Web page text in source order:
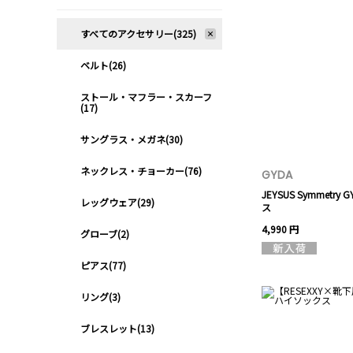
GYDA
JEYSUS Symmetry
ス
4,990 円
すべてのアクセサリー(325)
ベルト(26)
ストール・マフラー・スカーフ
(17)
サングラス・メガネ(30)
ネックレス・チョーカー(76)
レッグウェア(29)
グローブ(2)
ピアス(77)
リング(3)
ブレスレット(13)